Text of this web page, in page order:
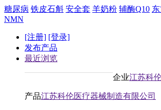
糖尿病 铁皮石斛 安全套 羊奶粉 辅酶Q10
NMN
[注册] [登录]
发布产品
最近浏览
企业江苏科
产品江苏科伦医疗器械制造有限公司